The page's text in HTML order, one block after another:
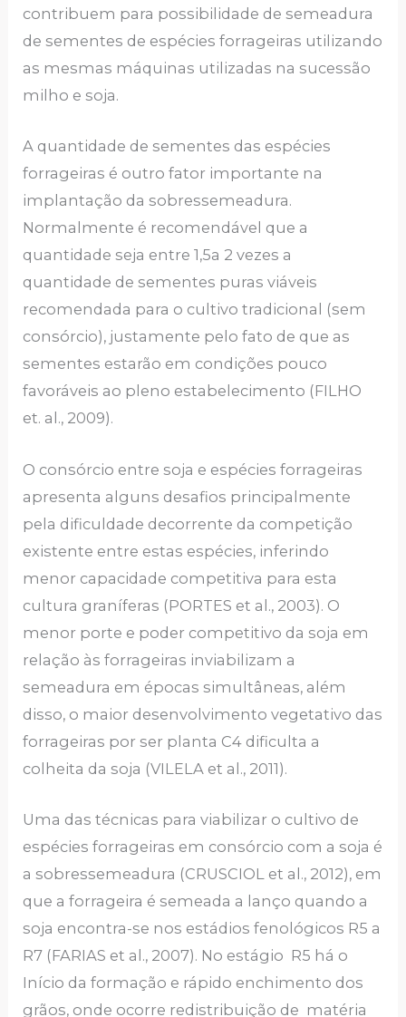
contribuem para possibilidade de semeadura
de sementes de espécies forrageiras utilizando
as mesmas máquinas utilizadas na sucessão
milho e soja.
A quantidade de sementes das espécies
forrageiras é outro fator importante na
implantação da sobressemeadura.
Normalmente é recomendável que a
quantidade seja entre 1,5a 2 vezes a
quantidade de sementes puras viáveis
recomendada para o cultivo tradicional (sem
consórcio), justamente pelo fato de que as
sementes estarão em condições pouco
favoráveis ao pleno estabelecimento (FILHO
et. al., 2009).
O consórcio entre soja e espécies forrageiras
apresenta alguns desafios principalmente
pela dificuldade decorrente da competição
existente entre estas espécies, inferindo
menor capacidade competitiva para esta
cultura graníferas (PORTES et al., 2003). O
menor porte e poder competitivo da soja em
relação às forrageiras inviabilizam a
semeadura em épocas simultâneas, além
disso, o maior desenvolvimento vegetativo das
forrageiras por ser planta C4 dificulta a
colheita da soja (VILELA et al., 2011).
Uma das técnicas para viabilizar o cultivo de
espécies forrageiras em consórcio com a soja é
a sobressemeadura (CRUSCIOL et al., 2012), em
que a forrageira é semeada a lanço quando a
soja encontra-se nos estádios fenológicos R5 a
R7 (FARIAS et al., 2007). No estágio R5 há o
Início da formação e rápido enchimento dos
grãos, onde ocorre redistribuição de matéria